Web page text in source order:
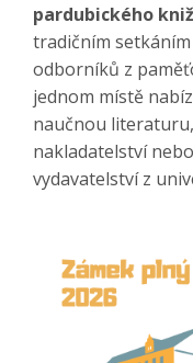
pardubického
tradičním
odborníků z
jednom místě
naučnou
nakladatelství
vydavatelství z